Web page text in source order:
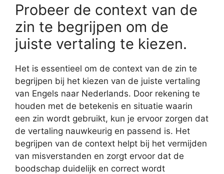
Probeer de context van de
zin te begrijpen om de
juiste vertaling te kiezen.
Het is essentieel om de context van de zin te
begrijpen bij het kiezen van de juiste vertaling
van Engels naar Nederlands. Door rekening te
houden met de betekenis en situatie waarin
een zin wordt gebruikt, kun je ervoor zorgen dat
de vertaling nauwkeurig en passend is. Het
begrijpen van de context helpt bij het vermijden
van misverstanden en zorgt ervoor dat de
boodschap duidelijk en correct wordt